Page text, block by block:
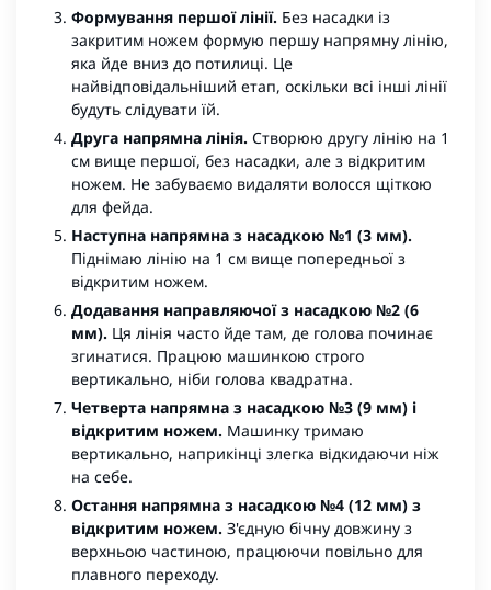
Формування першої лінії. Без насадки із
закритим ножем формую першу напрямну лінію,
яка йде вниз до потилиці. Це
найвідповідальніший етап, оскільки всі інші лінії
будуть слідувати їй.
Друга напрямна лінія. Створюю другу лінію на 1
см вище першої, без насадки, але з відкритим
ножем. Не забуваємо видаляти волосся щіткою
для фейда.
Наступна напрямна з насадкою №1 (3 мм).
Піднімаю лінію на 1 см вище попередньої з
відкритим ножем.
Додавання направляючої з насадкою №2 (6
мм). Ця лінія часто йде там, де голова починає
згинатися. Працюю машинкою строго
вертикально, ніби голова квадратна.
Четверта напрямна з насадкою №3 (9 мм) і
відкритим ножем. Машинку тримаю
вертикально, наприкінці злегка відкидаючи ніж
на себе.
Остання напрямна з насадкою №4 (12 мм) з
відкритим ножем. З'єдную бічну довжину з
верхньою частиною, працюючи повільно для
плавного переходу.